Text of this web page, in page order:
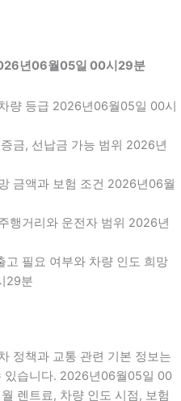
년06월05일 00시29분
량 등급 2026년06월05일 00시
금, 선납금 가능 범위 2026년
금액과 보험 조건 2026년06월
행거리와 운전자 범위 2026년
고 필요 여부와 차량 인도 희망
29분
정책과 교통 관련 기본 정보는
있습니다. 2026년06월05일 00
렌트료, 차량 인도 시점, 보험